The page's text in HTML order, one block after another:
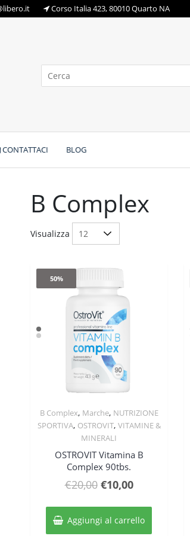
Corso Italia 423, 80010 Quarto NA
CONTATTACI BLOG
B Complex
Visualizza
50%
Quick View
B Complex, Marche, NUTRIZIONE
SPORTIVA, OSTROVIT, VITAMINE &
MINERALI
OSTROVIT Vitamina B
Complex 90tbs.
€20,00 Il
originale
era:
€10,00Il
attuale
è:
Aggiungi al carrello